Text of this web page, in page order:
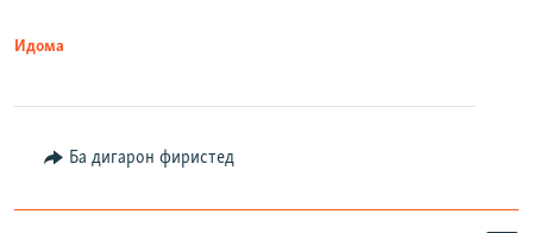
Идома
Ба дигарон фиристед